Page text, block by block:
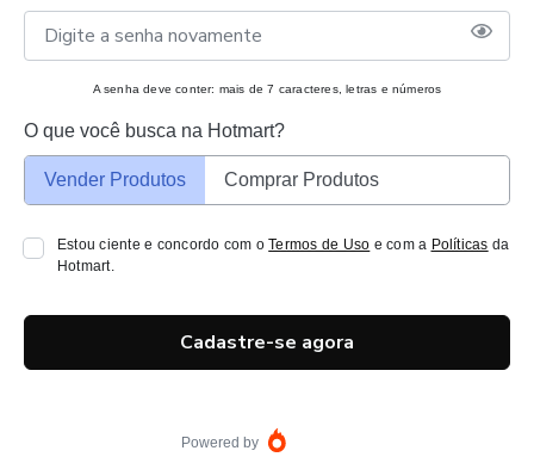
A senha deve conter: mais de 7 caracteres, letras e números
O que você busca na Hotmart?
Vender Produtos Comprar Produtos
Estou ciente e concordo com oTermos de Uso e com a Políticas da
Hotmart.
Cadastre-se agora
Powered by